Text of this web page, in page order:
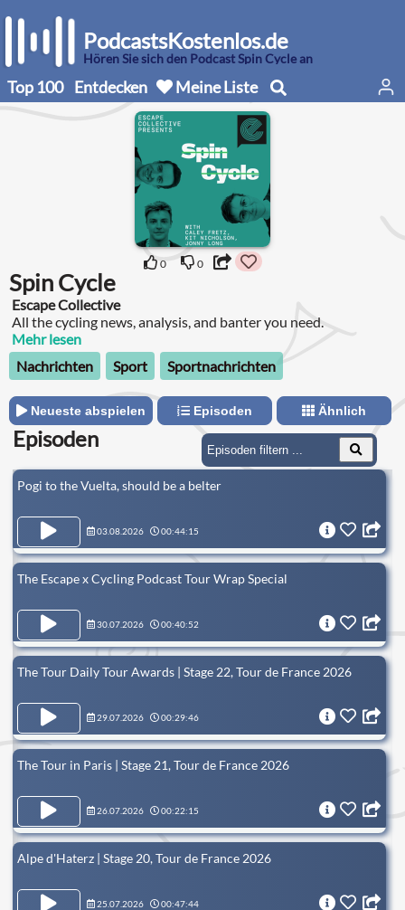
PodcastsKostenlos.de
Hören Sie sich den Podcast Spin Cycle an
Top 100 Entdecken Meine Liste
0 0
Spin Cycle
Escape Collective
All the cycling news, analysis, and banter you need.
Mehr lesen
Nachrichten
Sport Sportnachrichten
Neueste abspielen Episoden Ähnlich
Episoden
Pogi to the Vuelta, should be a belter
03.08.2026 00:44:15
The Escape x Cycling Podcast Tour Wrap Special
30.07.2026 00:40:52
The Tour Daily Tour Awards | Stage 22, Tour de France 2026
29.07.2026 00:29:46
The Tour in Paris | Stage 21, Tour de France 2026
26.07.2026 00:22:15
Alpe d'Haterz | Stage 20, Tour de France 2026
25.07.2026 00:47:44